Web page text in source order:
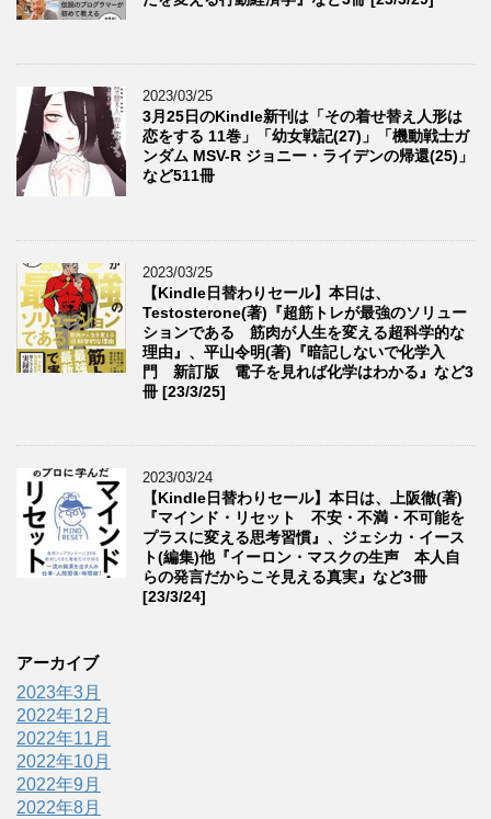
2023/03/25
3月25日のKindle新刊は「その着せ替え人形は
恋をする 11巻」「幼女戦記(27)」「機動戦士ガ
ンダム MSV-R ジョニー・ライデンの帰還(25)」
など511冊
2023/03/25
【Kindle日替わりセール】本日は、
Testosterone(著)『超筋トレが最強のソリュー
ションである 筋肉が人生を変える超科学的な
理由』、平山令明(著)『暗記しないで化学入
門 新訂版 電子を見れば化学はわかる』など3
冊 [23/3/25]
2023/03/24
【Kindle日替わりセール】本日は、上阪徹(著)
『マインド・リセット 不安・不満・不可能を
プラスに変える思考習慣』、ジェシカ・イース
ト(編集)他『イーロン・マスクの生声 本人自
らの発言だからこそ見える真実』など3冊
[23/3/24]
アーカイブ
2023年3月
2022年12月
2022年11月
2022年10月
2022年9月
2022年8月